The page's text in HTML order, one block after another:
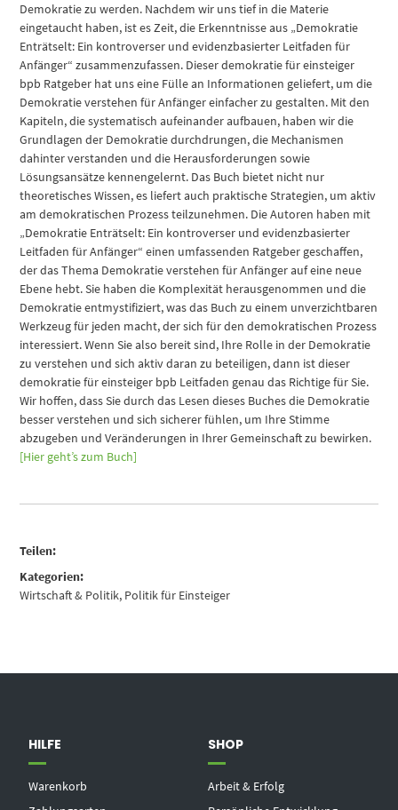
Demokratie zu werden. Nachdem wir uns tief in die Materie
eingetaucht haben, ist es Zeit, die Erkenntnisse aus „Demokratie
Enträtselt: Ein kontroverser und evidenzbasierter Leitfaden für
Anfänger“ zusammenzufassen. Dieser demokratie für einsteiger
bpb Ratgeber hat uns eine Fülle an Informationen geliefert, um die
Demokratie verstehen für Anfänger einfacher zu gestalten. Mit den
Kapiteln, die systematisch aufeinander aufbauen, haben wir die
Grundlagen der Demokratie durchdrungen, die Mechanismen
dahinter verstanden und die Herausforderungen sowie
Lösungsansätze kennengelernt. Das Buch bietet nicht nur
theoretisches Wissen, es liefert auch praktische Strategien, um aktiv
am demokratischen Prozess teilzunehmen. Die Autoren haben mit
„Demokratie Enträtselt: Ein kontroverser und evidenzbasierter
Leitfaden für Anfänger“ einen umfassenden Ratgeber geschaffen,
der das Thema Demokratie verstehen für Anfänger auf eine neue
Ebene hebt. Sie haben die Komplexität herausgenommen und die
Demokratie entmystifiziert, was das Buch zu einem unverzichtbaren
Werkzeug für jeden macht, der sich für den demokratischen Prozess
interessiert. Wenn Sie also bereit sind, Ihre Rolle in der Demokratie
zu verstehen und sich aktiv daran zu beteiligen, dann ist dieser
demokratie für einsteiger bpb Leitfaden genau das Richtige für Sie.
Wir hoffen, dass Sie durch das Lesen dieses Buches die Demokratie
besser verstehen und sich sicherer fühlen, um Ihre Stimme
abzugeben und Veränderungen in Ihrer Gemeinschaft zu bewirken.
[Hier geht’s zum Buch]
Teilen:
Kategorien:
Wirtschaft & Politik, Politik für Einsteiger
HILFE
Warenkorb
SHOP
Arbeit & Erfolg